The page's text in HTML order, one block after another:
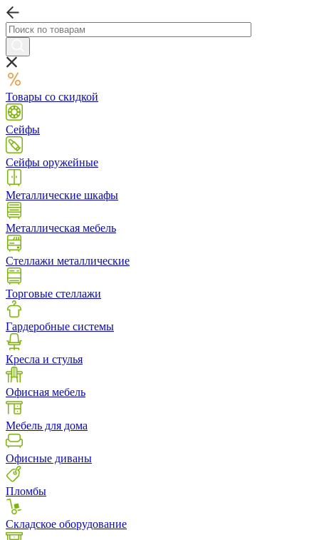
Товары со скидкой
Сейфы
Сейфы оружейные
Металлические шкафы
Металлическая мебель
Стеллажи металлические
Торговые стеллажи
Гардеробные системы
Кресла и стулья
Офисная мебель
Мебель для дома
Офисные диваны
Пломбы
Складское оборудование